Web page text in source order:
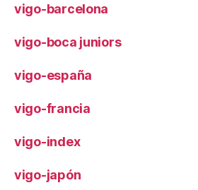
vigo-barcelona
vigo-boca juniors
vigo-españa
vigo-francia
vigo-index
vigo-japón